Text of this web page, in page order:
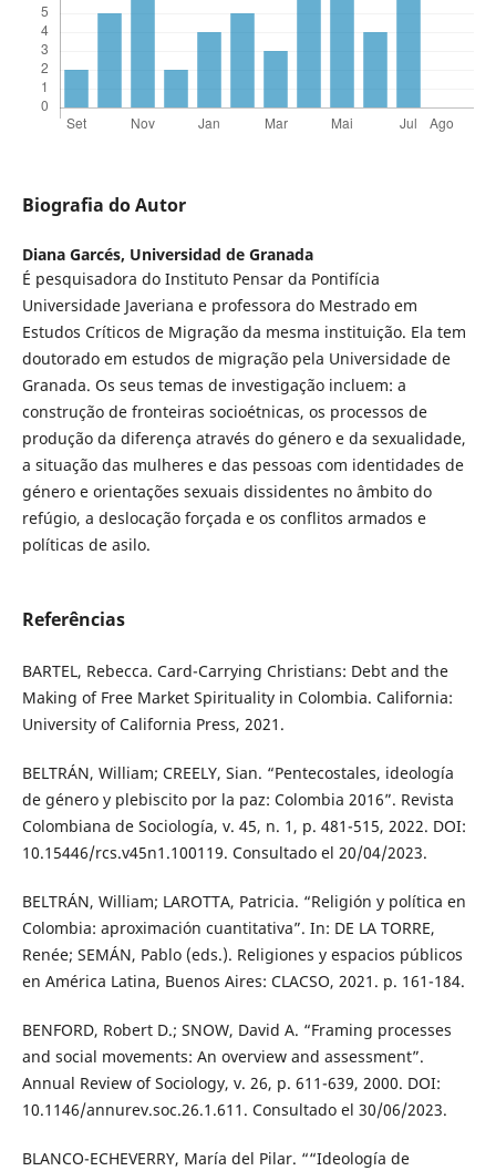
Biografia do Autor
Diana Garcés, Universidad de Granada
É pesquisadora do Instituto Pensar da Pontifícia
Universidade Javeriana e professora do Mestrado em
Estudos Críticos de Migração da mesma instituição. Ela tem
doutorado em estudos de migração pela Universidade de
Granada. Os seus temas de investigação incluem: a
construção de fronteiras socioétnicas, os processos de
produção da diferença através do género e da sexualidade,
a situação das mulheres e das pessoas com identidades de
género e orientações sexuais dissidentes no âmbito do
refúgio, a deslocação forçada e os conflitos armados e
políticas de asilo.
Referências
BARTEL, Rebecca. Card-Carrying Christians: Debt and the
Making of Free Market Spirituality in Colombia. California:
University of California Press, 2021.
BELTRÁN, William; CREELY, Sian. “Pentecostales, ideología
de género y plebiscito por la paz: Colombia 2016”. Revista
Colombiana de Sociología, v. 45, n. 1, p. 481-515, 2022. DOI:
10.15446/rcs.v45n1.100119. Consultado el 20/04/2023.
BELTRÁN, William; LAROTTA, Patricia. “Religión y política en
Colombia: aproximación cuantitativa”. In: DE LA TORRE,
Renée; SEMÁN, Pablo (eds.). Religiones y espacios públicos
en América Latina, Buenos Aires: CLACSO, 2021. p. 161-184.
BENFORD, Robert D.; SNOW, David A. “Framing processes
and social movements: An overview and assessment”.
Annual Review of Sociology, v. 26, p. 611-639, 2000. DOI:
10.1146/annurev.soc.26.1.611. Consultado el 30/06/2023.
BLANCO-ECHEVERRY, María del Pilar. ““Ideología de